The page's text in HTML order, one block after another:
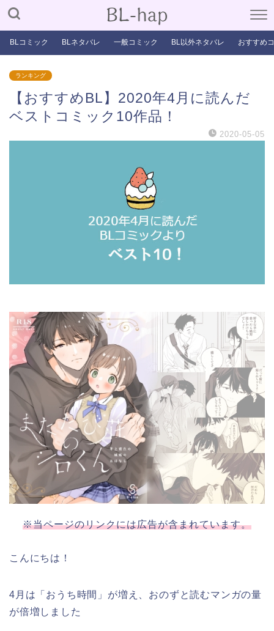
BLコミック BLネタバレ 一般コミック BL以外ネタバレ おすすめ
ランキング
【おすすめBL】2020年4月に読んだ
ベストコミック10作品！
2020-05-05
※当ページのリンクには広告が含まれています。
こんにちは！
4月は「おうち時間」が増え、おのずと読むマンガの量
が倍増しました